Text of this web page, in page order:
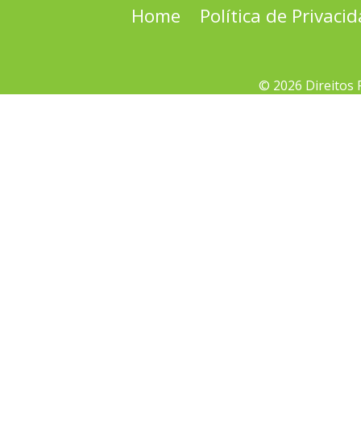
Home Política de
© 2026 Direitos